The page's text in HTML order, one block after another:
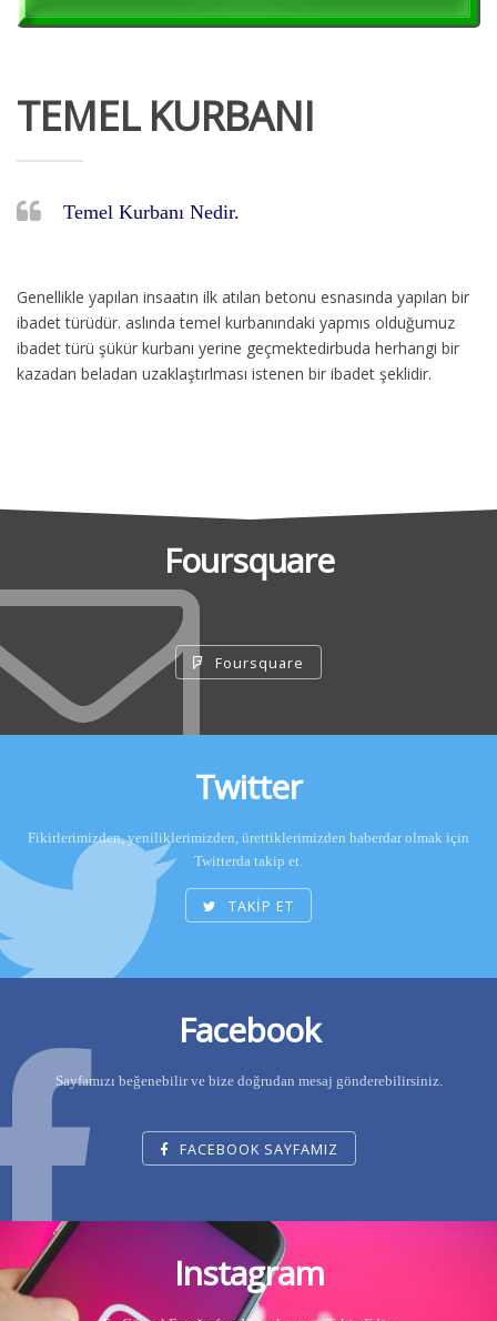
TEMEL KURBANI
Temel Kurbanı Nedir.
Genellikle yapılan insaatın ilk atılan betonu esnasında yapılan bir
ibadet türüdür. aslında temel kurbanındaki yapmıs olduğumuz
ibadet türü şükür kurbanı yerine geçmektedirbuda herhangi bir
kazadan beladan uzaklaştırlması istenen bir ibadet şeklidir.
Foursquare
Foursquare
Twitter
Fikirlerimizden, yeniliklerimizden, ürettiklerimizden haberdar olmak için
Twitterda takip et.
TAKİP ET
Facebook
Sayfamızı beğenebilir ve bize doğrudan mesaj gönderebilirsiniz.
FACEBOOK SAYFAMIZ
Instagram